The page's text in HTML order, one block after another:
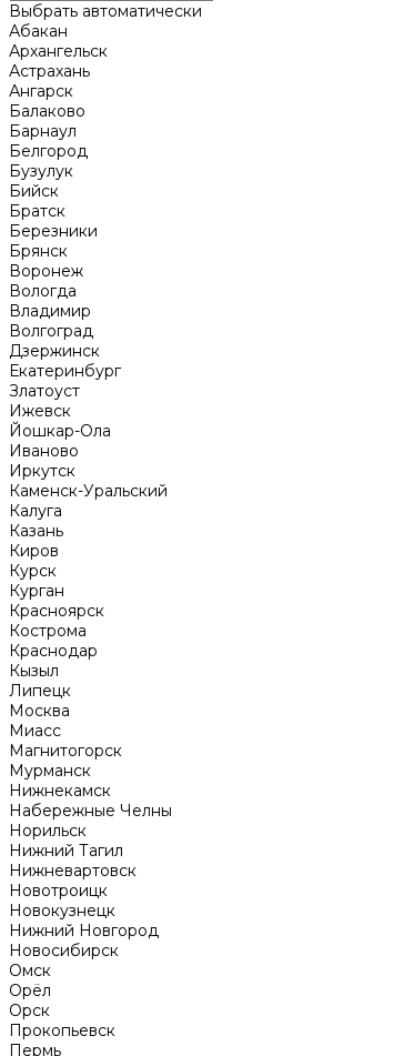
Выбрать автоматически
Абакан
Архангельск
Астрахань
Ангарск
Балаково
Барнаул
Белгород
Бузулук
Бийск
Братск
Березники
Брянск
Воронеж
Вологда
Владимир
Волгоград
Дзержинск
Екатеринбург
Златоуст
Ижевск
Йошкар-Ола
Иваново
Иркутск
Каменск-Уральский
Калуга
Казань
Киров
Курск
Курган
Красноярск
Кострома
Краснодар
Кызыл
Липецк
Москва
Миасс
Магнитогорск
Мурманск
Нижнекамск
Набережные Челны
Норильск
Нижний Тагил
Нижневартовск
Новотроицк
Новокузнецк
Нижний Новгород
Новосибирск
Омск
Орёл
Орск
Прокопьевск
Пермь